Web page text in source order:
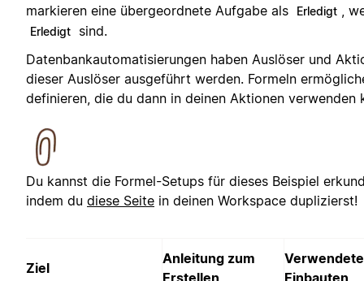
markieren eine übergeordnete Aufgabe als
Erledigt ,
Erledigt
sind.
Datenbankautomatisierungen haben Auslöser und
dieser Auslöser ausgeführt werden. Formeln
definieren, die du dann in deinen Aktionen verwenden
Du kannst die Formel-Setups für dieses Beispiel
indem du diese Seite in deinen Workspace duplizierst!
Ziel
Anleitung zum